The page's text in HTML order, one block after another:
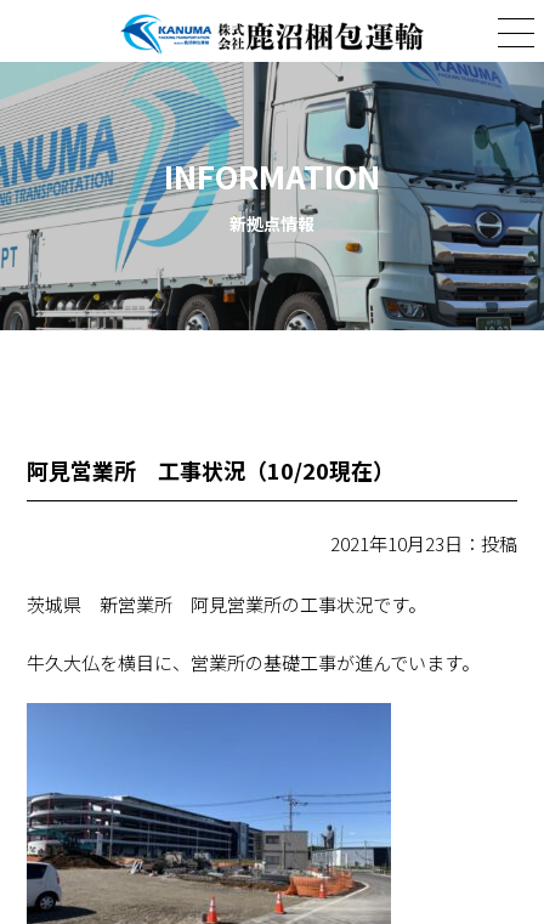
INFORMATION
新拠点情報
阿見営業所 工事状況（10/20現在）
2021年10月23日：投稿
茨城県 新営業所 阿見営業所の工事状況です。
牛久大仏を横目に、営業所の基礎工事が進んでいます。